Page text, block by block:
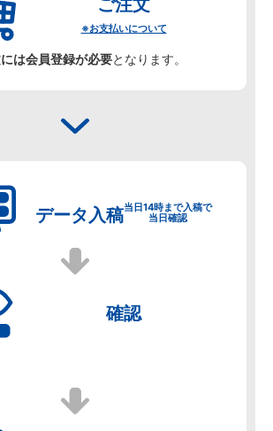
ご注文
※お支払いについて
は会員登録が必要となります。
データ入稿当日14時まで入稿で
当日確認
確認